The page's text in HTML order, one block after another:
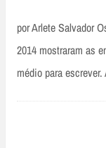
por Arlete Salvador
2014 mostraram as
médio para